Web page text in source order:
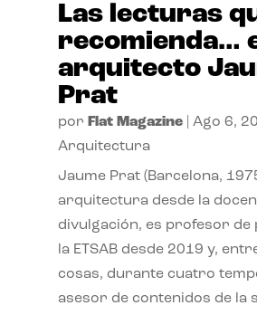
Las lecturas
recomienda…
arquitecto
Prat
por Flat Magazine| Ago 6,
Arquitectura
Jaume Prat (Barcelona,
arquitectura desde la
divulgación, es profesor de
la ETSAB desde 2019 y,
cosas, durante cuatro
asesor de contenidos de la